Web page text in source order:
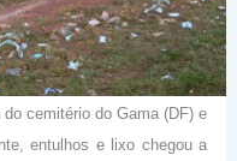
cemitério do Gama (DF) e
entulhos e lixo chegou a